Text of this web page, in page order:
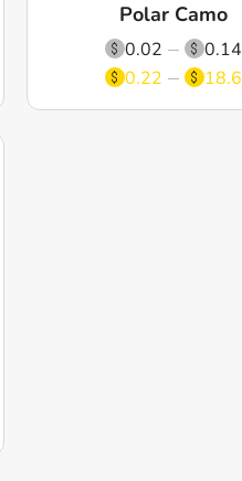
Polar Camo
0.02
0.14
0.22
18.6